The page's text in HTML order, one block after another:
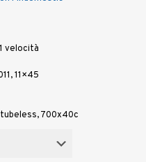
velocità
11×45
tubeless, 700x40c